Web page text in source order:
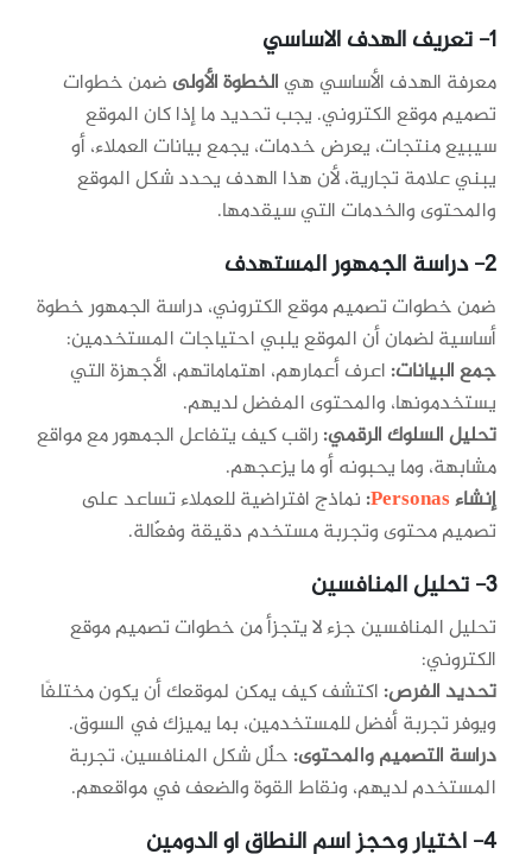
1- تعريف الهدف الاساسي
معرفة الهدف الأساسي هيالخطوة الأولىضمن خطوات
تصميم موقع الكتروني. يجب تحديد ما إذا كان الموقع
سيبيع منتجات، يعرض خدمات، يجمع بيانات العملاء، أو
يبني علامة تجارية، لأن هذا الهدف يحدد شكل الموقع
والمحتوى والخدمات التي سيقدمها.
2- دراسة الجمهور المستهدف
ضمن خطوات تصميم موقع الكتروني، دراسة الجمهور خطوة
أساسية لضمان أن الموقع يلبي احتياجات المستخدمين:
جمع البيانات: اعرف أعمارهم، اهتماماتهم، الأجهزة التي
يستخدمونها، والمحتوى المفضل لديهم.
تحليل السلوك الرقمي:راقب كيف يتفاعل الجمهور مع مواقع
مشابهة، وما يحبونه أو ما يزعجهم.
إنشاءPersonas
: نماذج افتراضية للعملاء تساعد على
تصميم محتوى وتجربة مستخدم دقيقة وفعّالة.
3- تحليل المنافسين
تحليل المنافسين جزء لا يتجزأ من خطوات تصميم موقع
الكتروني:
تحديد الفرص: اكتشف كيف يمكن لموقعك أن يكون مختلفًا
ويوفر تجربة أفضل للمستخدمين، بما يميزك في السوق.
دراسة التصميم والمحتوى: حلّل شكل المنافسين، تجربة
المستخدم لديهم، ونقاط القوة والضعف في مواقعهم.
4- اختيار وحجز اسم النطاق او الدومين